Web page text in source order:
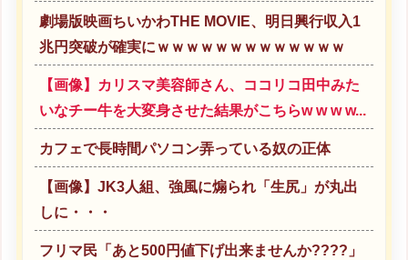
劇場版映画ちいかわTHE MOVIE、明日興行収入1
兆円突破が確実にｗｗｗｗｗｗｗｗｗｗｗｗｗ
【画像】カリスマ美容師さん、ココリコ田中みた
いなチー牛を大変身させた結果がこちらw w w w...
カフェで長時間パソコン弄っている奴の正体
【画像】JK3人組、強風に煽られ「生尻」が丸出
しに・・・
フリマ民「あと500円値下げ出来ませんか????」